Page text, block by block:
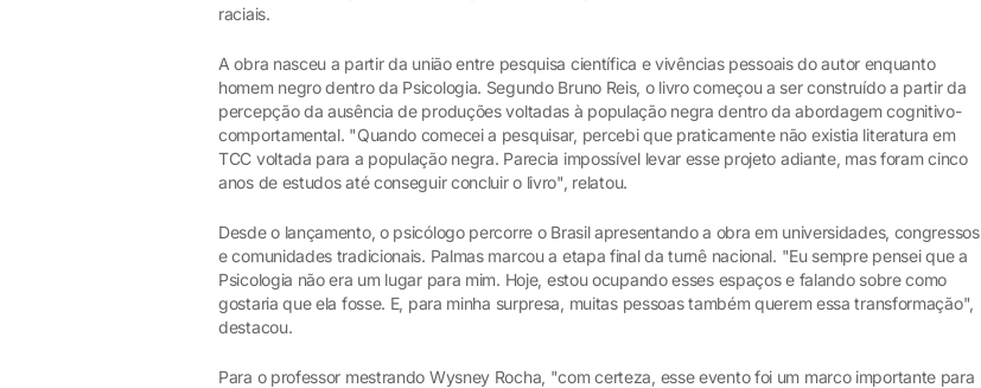
raciais.
A obra nasceu a partir da união entre pesquisa científica e vivências pessoais do autor enquanto
homem negro dentro da Psicologia. Segundo Bruno Reis, o livro começou a ser construído a partir da
percepção da ausência de produções voltadas à população negra dentro da abordagem cognitivo-
comportamental. "Quando comecei a pesquisar, percebi que praticamente não existia literatura em
TCC voltada para a população negra. Parecia impossível levar esse projeto adiante, mas foram cinco
anos de estudos até conseguir concluir o livro", relatou.
Desde o lançamento, o psicólogo percorre o Brasil apresentando a obra em universidades, congressos
e comunidades tradicionais. Palmas marcou a etapa final da turnê nacional. "Eu sempre pensei que a
Psicologia não era um lugar para mim. Hoje, estou ocupando esses espaços e falando sobre como
gostaria que ela fosse. E, para minha surpresa, muitas pessoas também querem essa transformação",
destacou.
Para o professor mestrando Wysney Rocha, "com certeza, esse evento foi um marco importante para